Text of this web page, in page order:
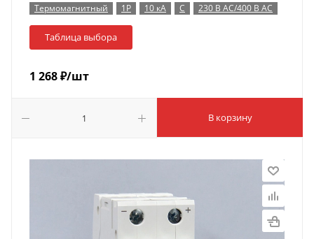
Термомагнитный
1P 10 кА C 230 В AC/400 В AC
Таблица выбора
1 268₽/шт
В корзину